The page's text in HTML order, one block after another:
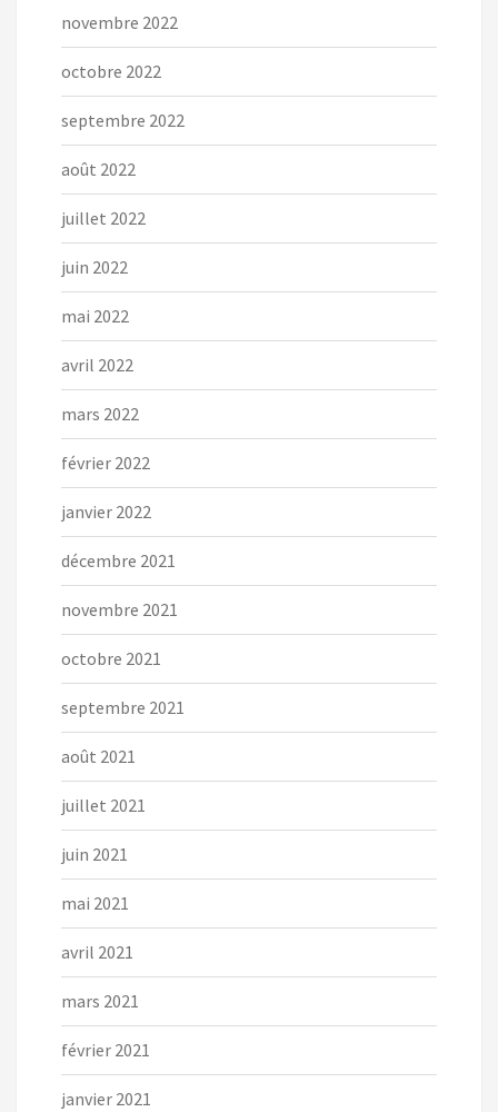
novembre 2022
octobre 2022
septembre 2022
août 2022
juillet 2022
juin 2022
mai 2022
avril 2022
mars 2022
février 2022
janvier 2022
décembre 2021
novembre 2021
octobre 2021
septembre 2021
août 2021
juillet 2021
juin 2021
mai 2021
avril 2021
mars 2021
février 2021
janvier 2021